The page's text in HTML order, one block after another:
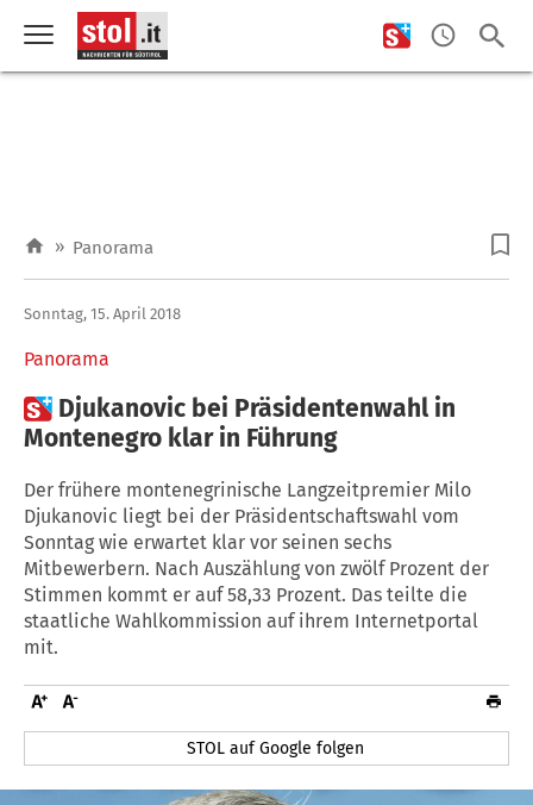
» Panorama
Panorama
Sonntag, 15. April 2018
 Djukanovic bei Präsidentenwahl in
Montenegro klar in Führung
Der frühere montenegrinische Langzeitpremier Milo
Djukanovic liegt bei der Präsidentschaftswahl vom
Sonntag wie erwartet klar vor seinen sechs
Mitbewerbern. Nach Auszählung von zwölf Prozent der
Stimmen kommt er auf 58,33 Prozent. Das teilte die
staatliche Wahlkommission auf ihrem Internetportal
mit.
STOL auf Google folgen